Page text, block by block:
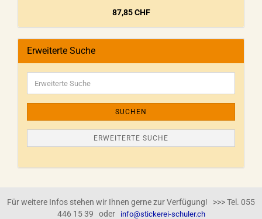
87,85 CHF
Erweiterte Suche
SUCHEN
ERWEITERTE SUCHE
Für weitere Infos stehen wir Ihnen gerne zur Verfügung! >>> Tel. 055
446 15 39 oder
info@stickerei-schuler.ch